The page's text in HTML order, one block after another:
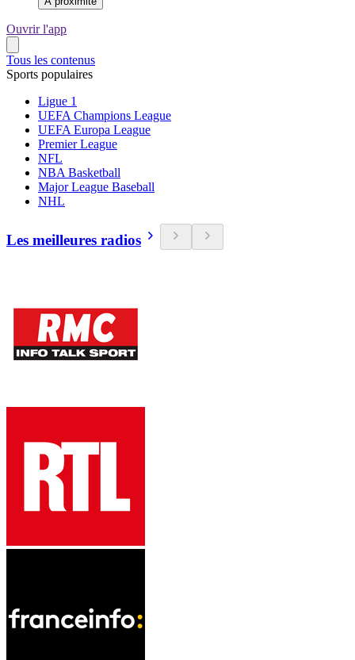
Ouvrir l'app
Tous les contenus
Sports populaires
Ligue 1
UEFA Champions League
UEFA Europa League
Premier League
NFL
NBA Basketball
Major League Baseball
NHL
Les meilleures radios